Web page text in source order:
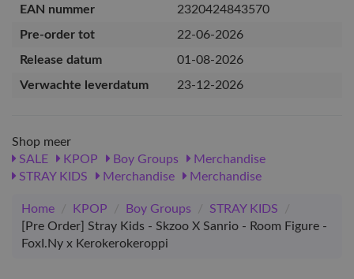
EAN nummer
2320424843570
Pre-order tot
22-06-2026
Release datum
01-08-2026
Verwachte leverdatum
23-12-2026
Shop meer
SALE
KPOP Boy Groups
Merchandise
STRAY KIDS
Merchandise Merchandise
Home / KPOP / Boy Groups / STRAY KIDS
/
[Pre Order] Stray Kids - Skzoo X Sanrio - Room Figure -
FoxI.Ny x Kerokerokeroppi